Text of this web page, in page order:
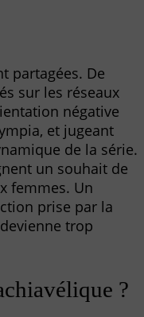
partagées. De
sur les réseaux
négative
et jugeant
de la série.
un souhait de
femmes. Un
prise par la
trop
?